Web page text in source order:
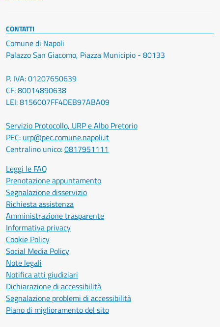
CONTATTI
Comune di Napoli
Palazzo San Giacomo, Piazza Municipio - 80133
P. IVA: 01207650639
CF: 80014890638
LEI: 8156007FF4DEB97ABA09
Servizio Protocollo, URP e Albo Pretorio
PEC: urp@pec.comune.napoli.it
Centralino unico:0817951111
Leggi le FAQ
Prenotazione appuntamento
Segnalazione disservizio
Richiesta assistenza
Amministrazione trasparente
Informativa privacy
Cookie Policy
Social Media Policy
Note legali
Notifica atti giudiziari
Dichiarazione di accessibilità
Segnalazione problemi di accessibilità
Piano di miglioramento del sito